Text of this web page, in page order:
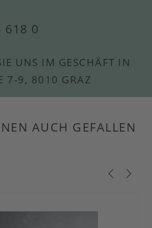
618 0
UNS IM GESCHÄFT IN
7-9, 8010 GRAZ
AUCH GEFALLEN